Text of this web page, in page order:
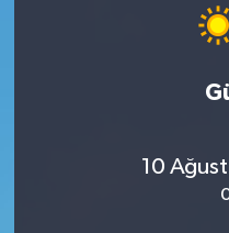
10